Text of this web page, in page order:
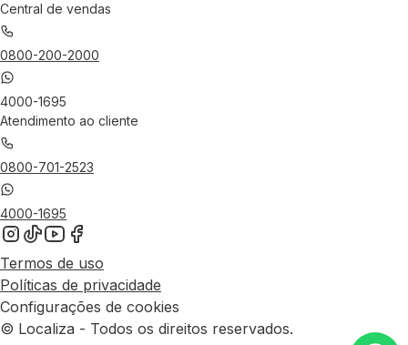
Central de vendas
0800-200-2000
4000-1695
Atendimento ao cliente
0800-701-2523
4000-1695
Termos de uso
Políticas de privacidade
Configurações de cookies
© Localiza - Todos os direitos reservados.